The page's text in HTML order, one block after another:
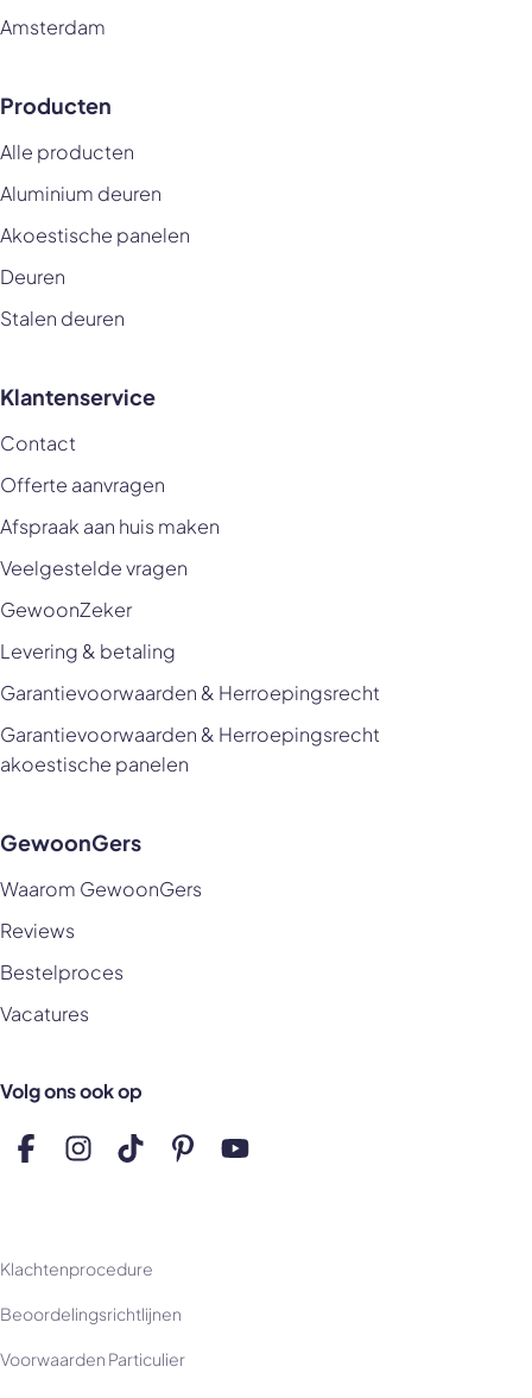
Amsterdam
Producten
Alle producten
Aluminium deuren
Akoestische panelen
Deuren
Stalen deuren
Klantenservice
Contact
Offerte aanvragen
Afspraak aan huis maken
Veelgestelde vragen
GewoonZeker
Levering & betaling
Garantievoorwaarden & Herroepingsrecht
Garantievoorwaarden & Herroepingsrecht
akoestische panelen
GewoonGers
Waarom GewoonGers
Reviews
Bestelproces
Vacatures
Volg ons ook op
Volg ons op Facebook
Volg ons op Instagram
Volg ons op TikTok
Volg ons op Pinterest
Volg ons op YouTube
Klachtenprocedure
Beoordelingsrichtlijnen
Voorwaarden Particulier